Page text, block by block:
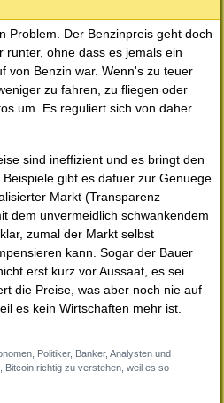
Problem. Der Benzinpreis geht doch
runter, ohne dass es jemals ein
von Benzin war. Wenn's zu teuer
zu fahren, zu fliegen oder
um. Es reguliert sich von daher
sind ineffizient und es bringt den
gibt es dafuer zur Genuege.
Markt (Transparenz
dem unvermeidlich schwankendem
zumal der Markt selbst
kann. Sogar der Bauer
erst kurz vor Aussaat, es sei
die Preise, was aber noch nie auf
es kein Wirtschaften mehr ist.
Politiker, Banker, Analysten und
Bitcoin richtig zu verstehen, weil es so